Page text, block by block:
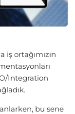
iş ortağımızın
Integration
bu sene